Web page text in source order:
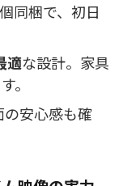
同梱で、初日
適な設計。家具
。
の安心感も確